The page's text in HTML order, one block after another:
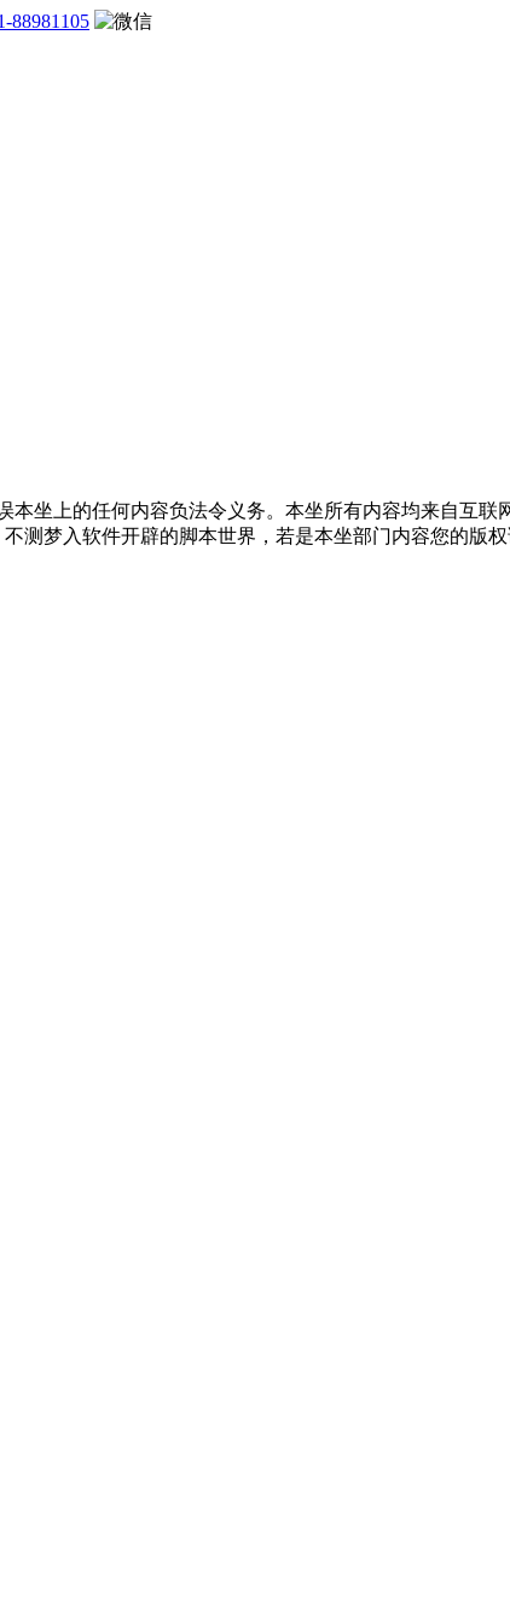
88981105
上的任何内容负法令义务。本坐所有内容均来自互联
测梦入软件开辟的脚本世界，若是本坐部门内容您的版